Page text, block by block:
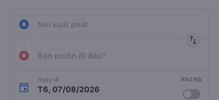
Nơi xuất phát
import_export
Bạn muốn đi đâu?
Ngày đi
T6, 07/08/2026
Khứ hồi